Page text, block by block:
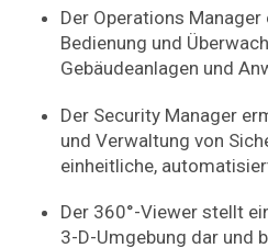
Der Operations
Bedienung und
Gebäudeanlagen und
Der Security Manager
und Verwaltung von
einheitliche,
Der 360°-Viewer stellt
3-D-Umgebung dar und